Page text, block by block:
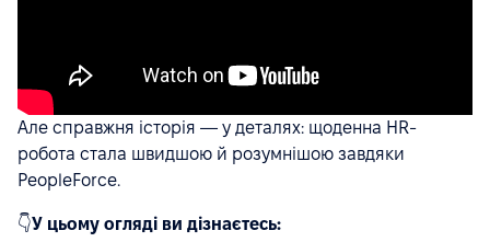
Але справжня історія — у деталях: щоденна HR-
робота стала швидшою й розумнішою завдяки
PeopleForce.
👇У цьому огляді ви дізнаєтесь: